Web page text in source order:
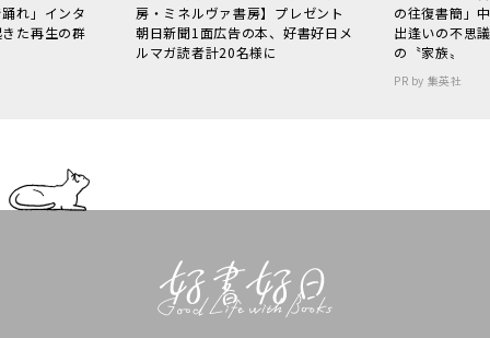
れ」インタ
た再生の群
房・ミネルヴァ書房】プレゼント
朝日新聞1面広告の本、好書好日メ
ルマガ読者計20名様に
の往復書簡」
出逢いの不思
の〝家族〟
PR by 集英社